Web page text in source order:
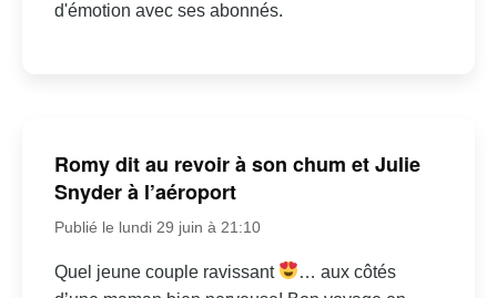
d'émotion avec ses abonnés.
Romy dit au revoir à son chum et Julie
Snyder à l’aéroport
Publié le lundi 29 juin à 21:10
Quel jeune couple ravissant
… aux côtés